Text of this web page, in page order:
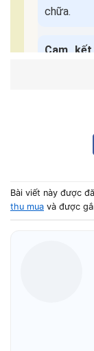
chữa.
Cam
📌
🎁 Bảo
Mở cửa:
Bài viết này được
thu mua và được